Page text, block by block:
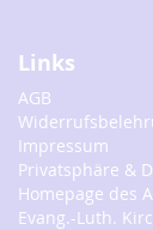
Links
AGB
Impressum
Privatsphäre &
Homepage des
Evang.-Luth.